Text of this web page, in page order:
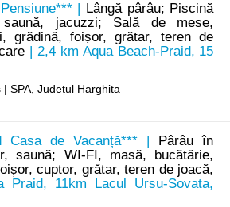
|
Lângă pârâu; Piscină
jacuzzi; Sală de mese,
grădină, foișor, grătar, teren de
| 2,4 km Aqua Beach-Praid, 15
SPA, Județul Harghita
Casa de Vacanță*** |
Pârâu în
saună; WI-FI, masă, bucătărie,
cuptor, grătar, teren de joacă,
11km Lacul Ursu-Sovata,